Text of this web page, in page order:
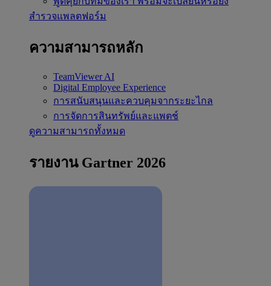
สำรวจแพลตฟอร์ม
ความสามารถหลัก
TeamViewer AI
Digital Employee Experience
การสนับสนุนและควบคุมจากระยะไกล
การจัดการสินทรัพย์และแพตช์
ดูความสามารถทั้งหมด
รายงาน Gartner 2026